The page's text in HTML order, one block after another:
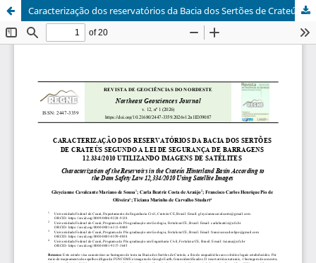
Caracterização dos reservatórios da Bacia dos Sertões de Crateús segundo a Lei de Segurança de Barragens 12.334/2010 utilizando imagens de satélites